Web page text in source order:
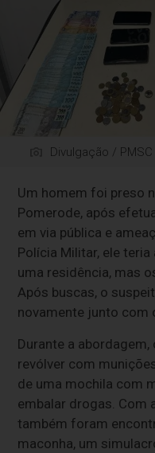
Divulgação / PMSC
Um homem foi preso
Pomerode, após
em via pública e
Polícia Militar, ele
uma residência, mas
Após buscas, o
novamente junto com
Durante a
revólver com
de uma mochila com
embalar drogas. Com
também foram
maconha, um